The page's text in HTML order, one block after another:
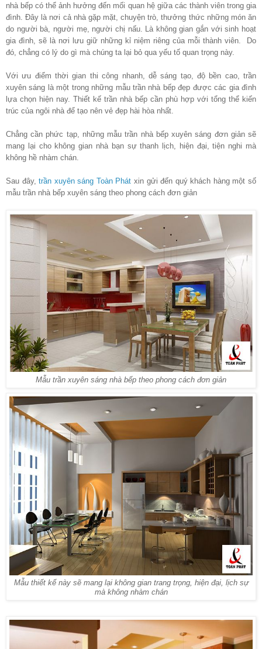
nhà bếp có thể ảnh hưởng đến mối quan hệ giữa các thành viên trong gia
đình. Đây là nơi cả nhà gặp mặt, chuyện trò, thưởng thức những món ăn
do người bà, người mẹ, người chị nấu. Là không gian gắn với sinh hoạt
gia đình, sẽ là nơi lưu giữ những kỉ niệm riêng của mỗi thành viên. Do
đó, chẳng có lý do gì mà chúng ta lại bỏ qua yếu tố quan trọng này.
Với ưu điểm thời gian thi công nhanh, dễ sáng tạo, độ bền cao, trần
xuyên sáng là một trong những mẫu trần nhà bếp đẹp được các gia đình
lựa chọn hiện nay. Thiết kế trần nhà bếp cần phù hợp với tổng thể kiến
trúc của ngôi nhà để tạo nên vẻ đẹp hài hòa nhất.
Chẳng cần phức tạp, những mẫu trần nhà bếp xuyên sáng đơn giản sẽ
mang lại cho không gian nhà bạn sự thanh lịch, hiện đại, tiện nghi mà
không hề nhàm chán.
Sau đây,trần xuyên sáng Toàn Phát xin gửi đến quý khách hàng một số
mẫu trần nhà bếp xuyên sáng theo phong cách đơn giản
Mẫu trần xuyên sáng nhà bếp theo phong cách đơn giản
Mẫu thiết kế này sẽ mang lại không gian trang trọng, hiện đại, lịch sự
mà không nhàm chán